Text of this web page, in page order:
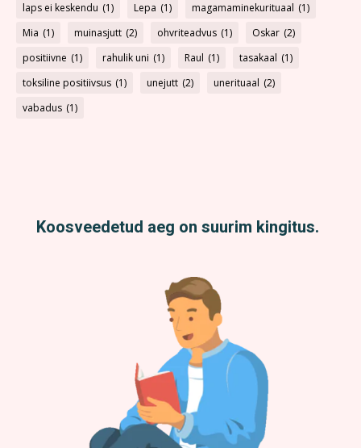
laps ei keskendu (1) Lepa (1) magamaminekurituaal (1)
Mia (1) muinasjutt (2) ohvriteadvus (1) Oskar (2)
positiivne (1) rahulik uni (1) Raul (1) tasakaal (1)
toksiline positiivsus (1) unejutt (2) unerituaal (2)
vabadus (1)
Koosveedetud aeg on suurim kingitus.